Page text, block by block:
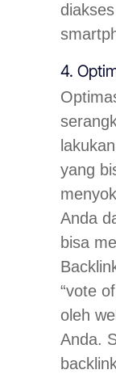
4.
yang
Anda
bisa
“vote
oleh
Anda.